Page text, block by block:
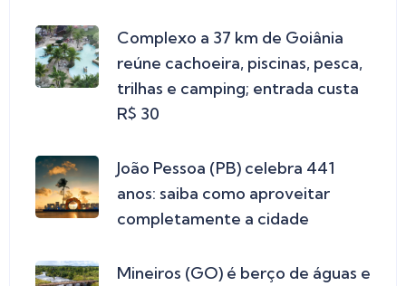
Complexo a 37 km de Goiânia
reúne cachoeira, piscinas, pesca,
trilhas e camping; entrada custa
R$ 30
João Pessoa (PB) celebra 441
anos: saiba como aproveitar
completamente a cidade
Mineiros (GO) é berço de águas e